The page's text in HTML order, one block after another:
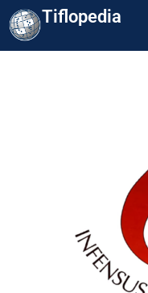
Tiflopedia